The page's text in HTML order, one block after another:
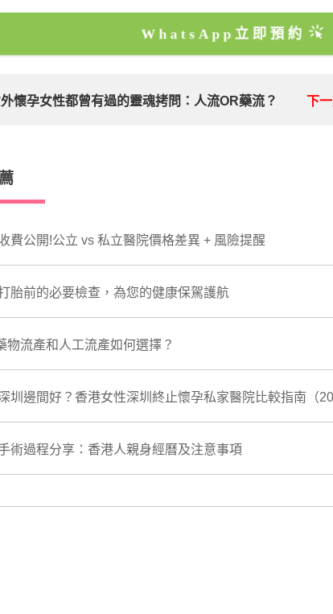
WhatsApp立即預約
懷孕女性都曾有過的靈魂拷問：人流OR藥流？ 下一
費公開!公立 vs 私立醫院價格差異 + 風險提醒
胎前的必要檢查，為您的健康保駕護航
物流產和人工流產如何選擇？
圳邊間好？香港女性深圳終止懷孕私家醫院比較指南（
術過程分享：香港人親身經曆及注意事項